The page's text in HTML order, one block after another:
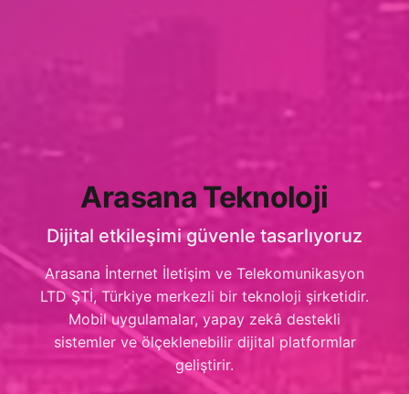
Arasana Teknoloji
Dijital etkileşimi güvenle tasarlıyoruz
Arasana İnternet İletişim ve Telekomunikasyon
LTD ŞTİ, Türkiye merkezli bir teknoloji şirketidir.
Mobil uygulamalar, yapay zekâ destekli
sistemler ve ölçeklenebilir dijital platformlar
geliştirir.